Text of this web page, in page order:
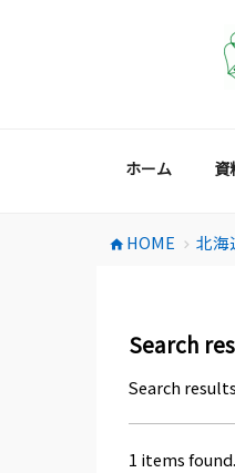
ホーム 資
home HOME chevron_right 北海
Search
Search
1 items found.